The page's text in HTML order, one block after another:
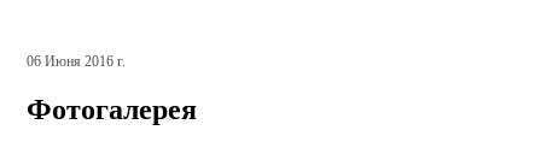
06 Июня 2016 г.
Фотогалерея